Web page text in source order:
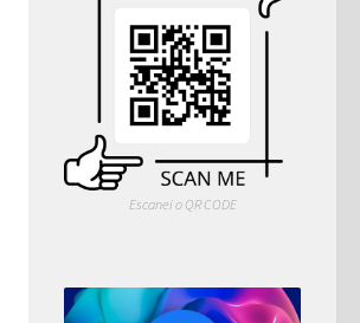
Escanei o QR CODE